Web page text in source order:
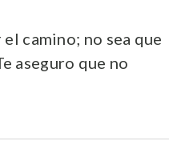
camino; no sea que
aseguro que no